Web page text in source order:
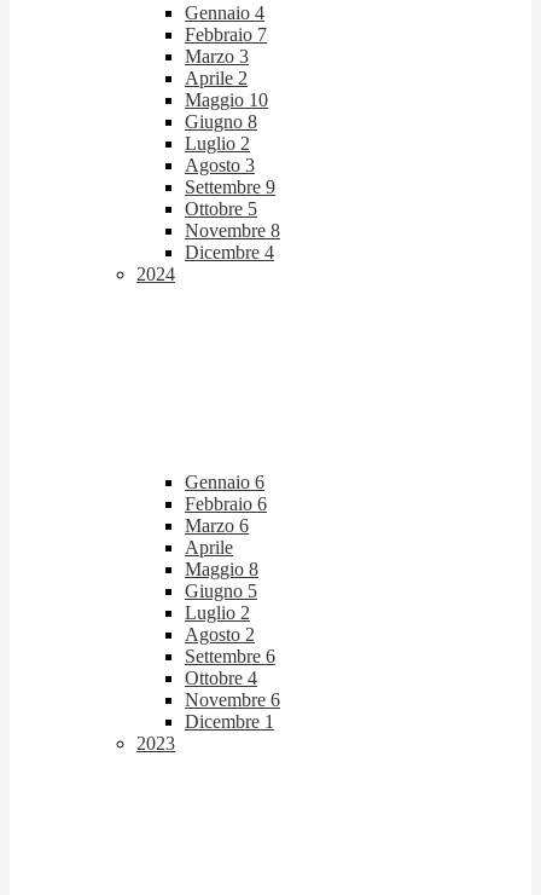
Gennaio 4
Febbraio 7
Marzo 3
Aprile 2
Maggio 10
Giugno 8
Luglio 2
Agosto 3
Settembre 9
Ottobre 5
Novembre 8
Dicembre 4
2024
Gennaio 6
Febbraio 6
Marzo 6
Aprile
Maggio 8
Giugno 5
Luglio 2
Agosto 2
Settembre 6
Ottobre 4
Novembre 6
Dicembre 1
2023